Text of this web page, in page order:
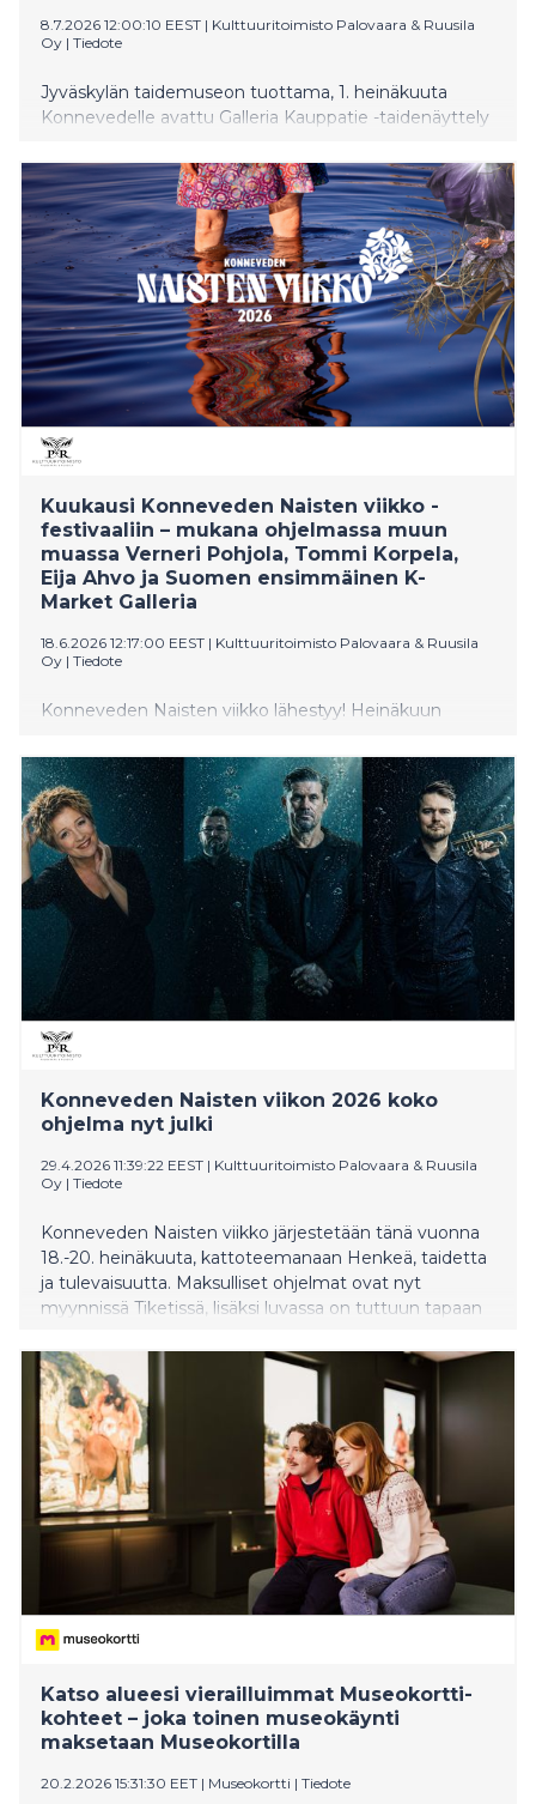
8.7.2026 12:00:10 EEST | Kulttuuritoimisto Palovaara & Ruusila
Oy | Tiedote
Jyväskylän taidemuseon tuottama, 1. heinäkuuta
Konnevedelle avattu Galleria Kauppatie -taidenäyttely
taidekokoelmista ja kutsuu kävijät tutustumaan
samanaikaisest nykytaiteeseen, Konneveden Naisten
viikkoon ja konnevetiseen kyläelämään. Näyttely on
toteutettu yhteistyössä Naisten viikon kanssa, jota
vietetään 18.–20.7.2026.
Kuukausi Konneveden Naisten viikko -
festivaaliin – mukana ohjelmassa muun
muassa Verneri Pohjola, Tommi Korpela,
Eija Ahvo ja Suomen ensimmäinen K-
Market Galleria
18.6.2026 12:17:00 EEST | Kulttuuritoimisto Palovaara & Ruusila
Oy | Tiedote
Konneveden Naisten viikko lähestyy! Heinäkuun
yhteen tulkitsijoita, esiintyjiä ja ajattelijoita
arkkitehtuurista filosofiaan ja runoudesta kulinariaan.
Henkeä, taidetta ja tulevaisuutta -pääteema lävistää
koko festivaalin ja tapahtumat nivoutuvat yhteen
lyriikan punaisella langalla. Maksullisten tapahtumien,
kuten Verneri Pohjolan ja Mika Kallion Fallen Trees -
konsertin, näyttelijä Tommi Korpelan ja Pami Karvosen
tähdittämän Johanneksen matkassa -konsertin ja
näyttelijä Eija Ahvon tulkitseman Rakas Eeva Kilpi! -
esityksen lisäksi luvassa on runsaasti maksutonta pop-
up-ohjelmaa. Naisten viikko on tunnettu myös
yllätyksistään: Missä muualla kuin Naisten viikolla
vaikkapa harmonikkataiteilija Kimmo Pohjonen voi
putkahtaa haitareineen pakastimesta? Liput
maksullisiin tapahtumiin ovat myynnissä Tiketissä.
Konneveden Naisten viikon 2026 koko
ohjelma nyt julki
29.4.2026 11:39:22 EEST | Kulttuuritoimisto Palovaara & Ruusila
Oy | Tiedote
Konneveden Naisten viikko järjestetään tänä vuonna
18.-20. heinäkuuta, kattoteemanaan Henkeä, taidetta
ja tulevaisuutta. Maksulliset ohjelmat ovat nyt
myynnissä Tiketissä, lisäksi luvassa on tuttuun tapaan
Konneveden keskustaa. Festivaalin kaiken lävistävä ja
yhteen kietova punainen lanka on tänä vuonna runous
ja sanataide, joista nautitaan keskustelutilaisuuksien ja
musiikkiesitysten kautta. Taiteennälkäiset Naisten
viikon vieraat pääsevät tutustumaan Suomen
ensimmäiseen K-Market Galleriaan, sekä
konnevetisten yritysten tiloissa järjestettävään 500
metriä pitkään Galleria Kauppatiehen.
Katso alueesi vierailluimmat Museokortti-
kohteet – joka toinen museokäynti
maksetaan Museokortilla
20.2.2026 15:31:30 EET | Museokortti | Tiedote